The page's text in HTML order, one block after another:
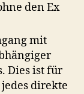
den Ex
mit
Dies ist für
direkte